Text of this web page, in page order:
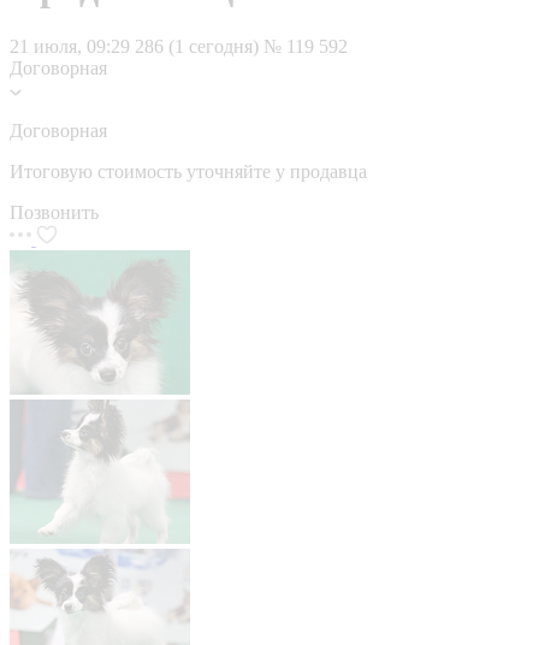
21 июля, 09:29 286 (1 сегодня) № 119 592
Договорная
Договорная
Итоговую стоимость уточняйте у продавца
Позвонить